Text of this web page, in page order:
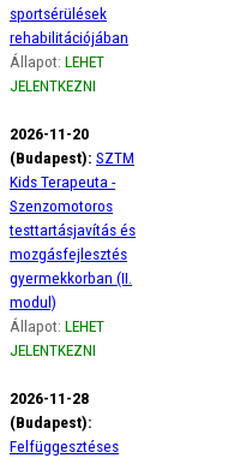
sportsérülések
rehabilitációjában
Állapot: LEHET
JELENTKEZNI
2026-11-20
(Budapest): SZTM
Kids Terapeuta -
Szenzomotoros
testtartásjavítás és
mozgásfejlesztés
gyermekkorban (II.
modul)
Állapot: LEHET
JELENTKEZNI
2026-11-28
(Budapest):
Felfüggesztéses